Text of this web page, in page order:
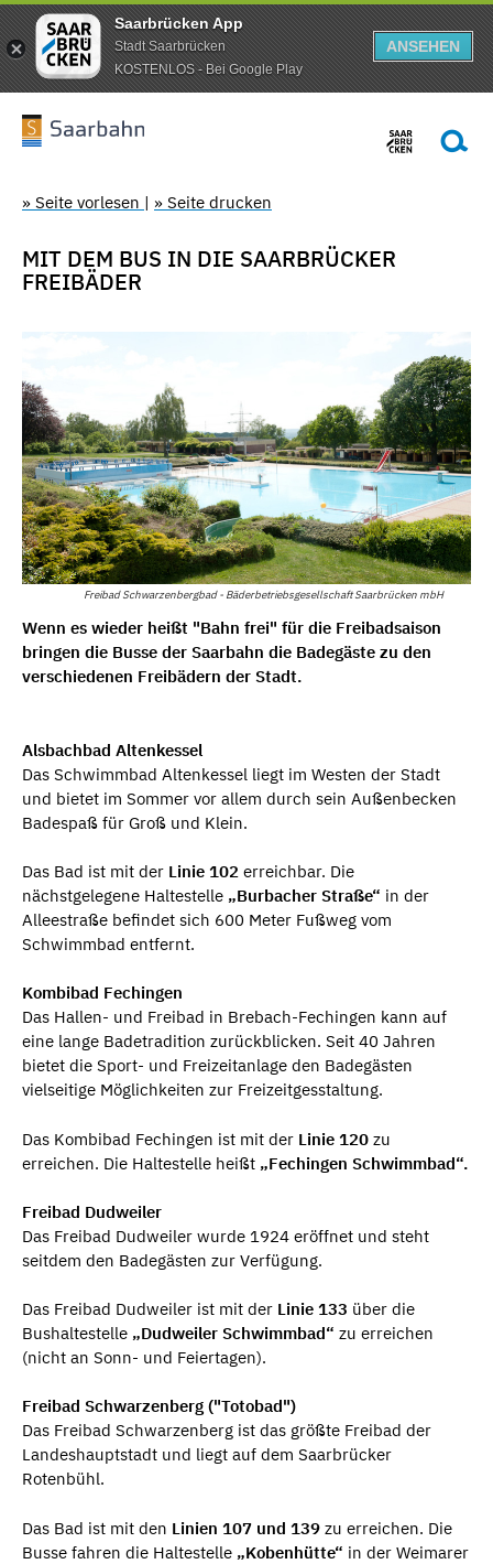
Saarbrücken App
Stadt Saarbrücken
KOSTENLOS - Bei Google Play
ANSEHEN
» Seite vorlesen | » Seite drucken
MIT DEM BUS IN DIE SAARBRÜCKER
FREIBÄDER
Freibad Schwarzenbergbad - Bäderbetriebsgesellschaft Saarbrücken mbH
Wenn es wieder heißt "Bahn frei" für die Freibadsaison
bringen die Busse der Saarbahn die Badegäste zu den
verschiedenen Freibädern der Stadt.
Alsbachbad Altenkessel
Das Schwimmbad Altenkessel liegt im Westen der Stadt
und bietet im Sommer vor allem durch sein Außenbecken
Badespaß für Groß und Klein.
Das Bad ist mit der Linie 102 erreichbar. Die
nächstgelegene Haltestelle „Burbacher Straße“ in der
Alleestraße befindet sich 600 Meter Fußweg vom
Schwimmbad entfernt.
Kombibad Fechingen
Das Hallen- und Freibad in Brebach-Fechingen kann auf
eine lange Badetradition zurückblicken. Seit 40 Jahren
bietet die Sport- und Freizeitanlage den Badegästen
vielseitige Möglichkeiten zur Freizeitgesstaltung.
Das Kombibad Fechingen ist mit der Linie 120 zu
erreichen. Die Haltestelle heißt „Fechingen Schwimmbad“.
Freibad Dudweiler
Das Freibad Dudweiler wurde 1924 eröffnet und steht
seitdem den Badegästen zur Verfügung.
Das Freibad Dudweiler ist mit der Linie 133 über die
Bushaltestelle „Dudweiler Schwimmbad“ zu erreichen
(nicht an Sonn- und Feiertagen).
Freibad Schwarzenberg ("Totobad")
Das Freibad Schwarzenberg ist das größte Freibad der
Landeshauptstadt und liegt auf dem Saarbrücker
Rotenbühl.
Das Bad ist mit den Linien 107 und 139 zu erreichen. Die
Busse fahren die Haltestelle „Kobenhütte“ in der Weimarer